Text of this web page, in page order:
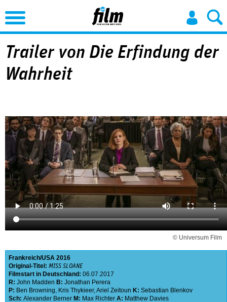
Jump to Navigation
Trailer von Die Erfindung der
Wahrheit
© Universum Film
Frankreich USA 2016
Original-Titel: MISS SLOANE
Filmstart in Deutschland: 06.07.2017
R: John Madden B: Jonathan Perera
P: Ben Browning, Kris Thykieer,Ariel Zeitoun K: Sebastian Blenkov
Sch: Alexander Berner M: Max Richter A: Matthew Davies